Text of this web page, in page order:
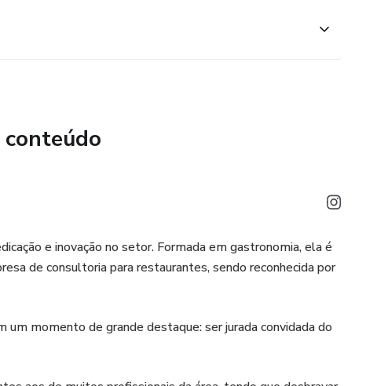
e inovação no setor. Formada em gastronomia, ela é
de consultoria para restaurantes, sendo reconhecida por
momento de grande destaque: ser jurada convidada do